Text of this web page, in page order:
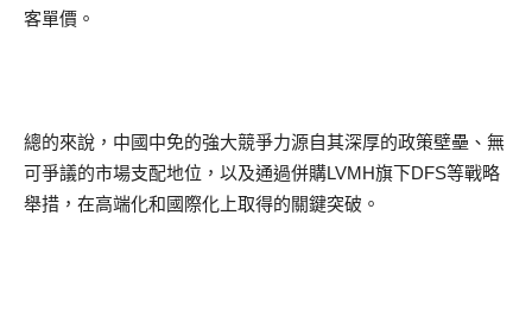
客單價。
總的來說，中國中免的強大競爭力源自其深厚的政策壁壘、無
可爭議的市場支配地位，以及通過併購LVMH旗下DFS等戰略
舉措，在高端化和國際化上取得的關鍵突破。